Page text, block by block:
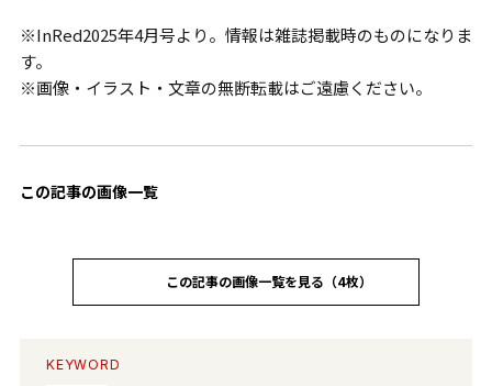
※InRed2025年4月号より。情報は雑誌掲載時のものになりま
す。
※画像・イラスト・文章の無断転載はご遠慮ください。
この記事の画像一覧
この記事の画像一覧を見る（4枚）
KEYWORD